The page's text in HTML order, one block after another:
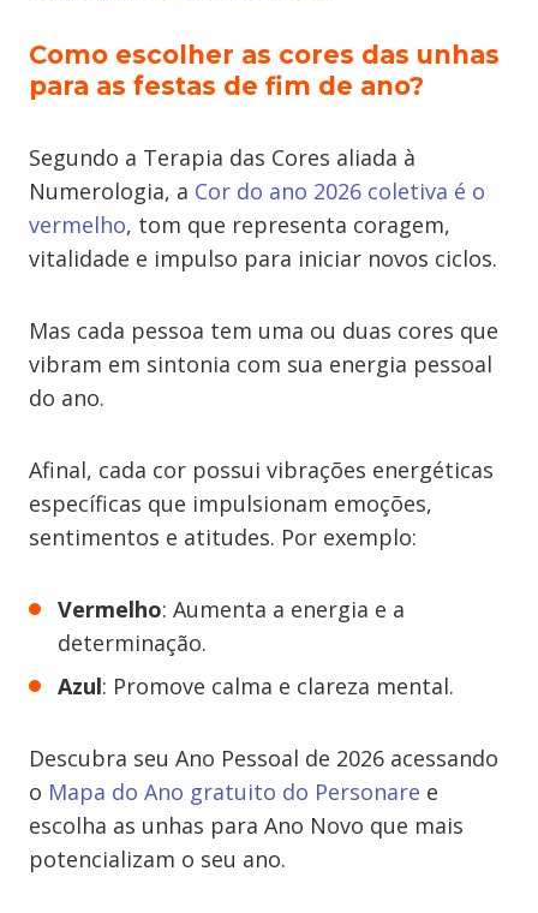
Como escolher as cores das unhas
para as festas de fim de ano?
Segundo a Terapia das Cores aliada à
Numerologia, a Cor do ano 2026 coletiva é o
vermelho, tom que representa coragem,
vitalidade e impulso para iniciar novos ciclos.
Mas cada pessoa tem uma ou duas cores que
vibram em sintonia com sua energia pessoal
do ano.
Afinal, cada cor possui vibrações energéticas
específicas que impulsionam emoções,
sentimentos e atitudes. Por exemplo:
Vermelho: Aumenta a energia e a
determinação.
Azul: Promove calma e clareza mental.
Descubra seu Ano Pessoal de 2026 acessando
o Mapa do Ano gratuito do Personare e
escolha as unhas para Ano Novo que mais
potencializam o seu ano.